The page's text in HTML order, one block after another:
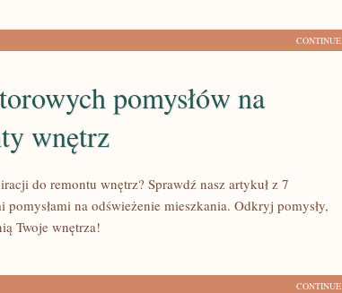
CONTINUE
pomysłów na
wnętrz
do remontu wnętrz? Sprawdź nasz artykuł z 7
pomysłami na odświeżenie mieszkania. Odkryj pomysły,
Twoje wnętrza!
CONTINUE